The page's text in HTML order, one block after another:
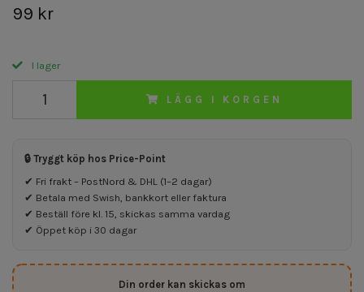
99 kr
I lager
LÄGG I KORGEN
🔒 Tryggt köp hos Price-Point
✔ Fri frakt – PostNord & DHL (1–2 dagar)
✔ Betala med Swish, bankkort eller faktura
✔ Beställ före kl. 15, skickas samma vardag
✔ Öppet köp i 30 dagar
Din order kan skickas om